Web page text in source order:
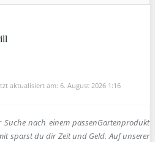
aktualisiert am: 6. August 2026 1:16
nach einem passenGartenprodukt
sparst du dir Zeit und Geld. Auf unserer